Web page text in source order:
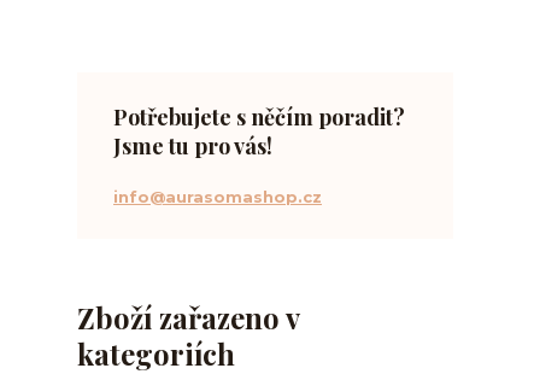
Zboží zařazeno v
kategoriích
Potřebujete s něčím poradit?
Jsme tu pro vás!
info@aurasomashop.cz